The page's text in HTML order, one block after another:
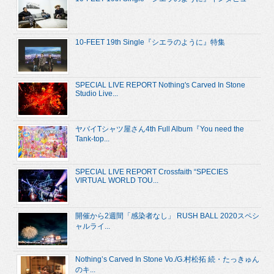
10-FEET 19th Single『シエラのように』特集
SPECIAL LIVE REPORT Nothing's Carved In Stone
Studio Live...
ヤバイTシャツ屋さん4th Full Album『You need the
Tank-top...
SPECIAL LIVE REPORT Crossfaith “SPECIES
VIRTUAL WORLD TOU...
開催から2週間「感染者なし」 RUSH BALL 2020スペシ
ャルライ...
Nothing’s Carved In Stone Vo./G.村松拓 続・たっきゅん
のキ...